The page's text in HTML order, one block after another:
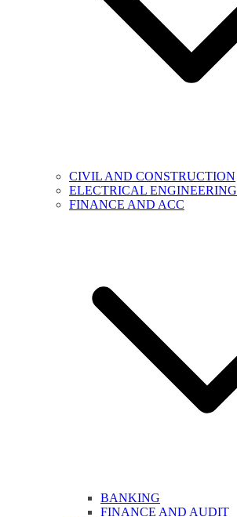
CIVIL AND CONSTRUCTION
ELECTRICAL ENGINEERING
FINANCE AND ACC
BANKING
FINANCE AND AUDIT